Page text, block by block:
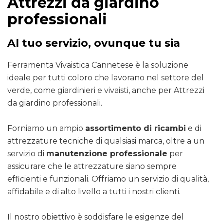
professionali
Al tuo servizio, ovunque tu sia
Ferramenta Vivaistica Cannetese è la soluzione
ideale per tutti coloro che lavorano nel settore del
verde, come giardinieri e vivaisti, anche per Attrezzi
da giardino professionali.
Forniamo un ampio assortimento di ricambi e di
attrezzature tecniche di qualsiasi marca, oltre a un
servizio di manutenzione professionale per
assicurare che le attrezzature siano sempre
efficienti e funzionali. Offriamo un servizio di qualità,
affidabile e di alto livello a tutti i nostri clienti.
Il nostro obiettivo è soddisfare le esigenze del